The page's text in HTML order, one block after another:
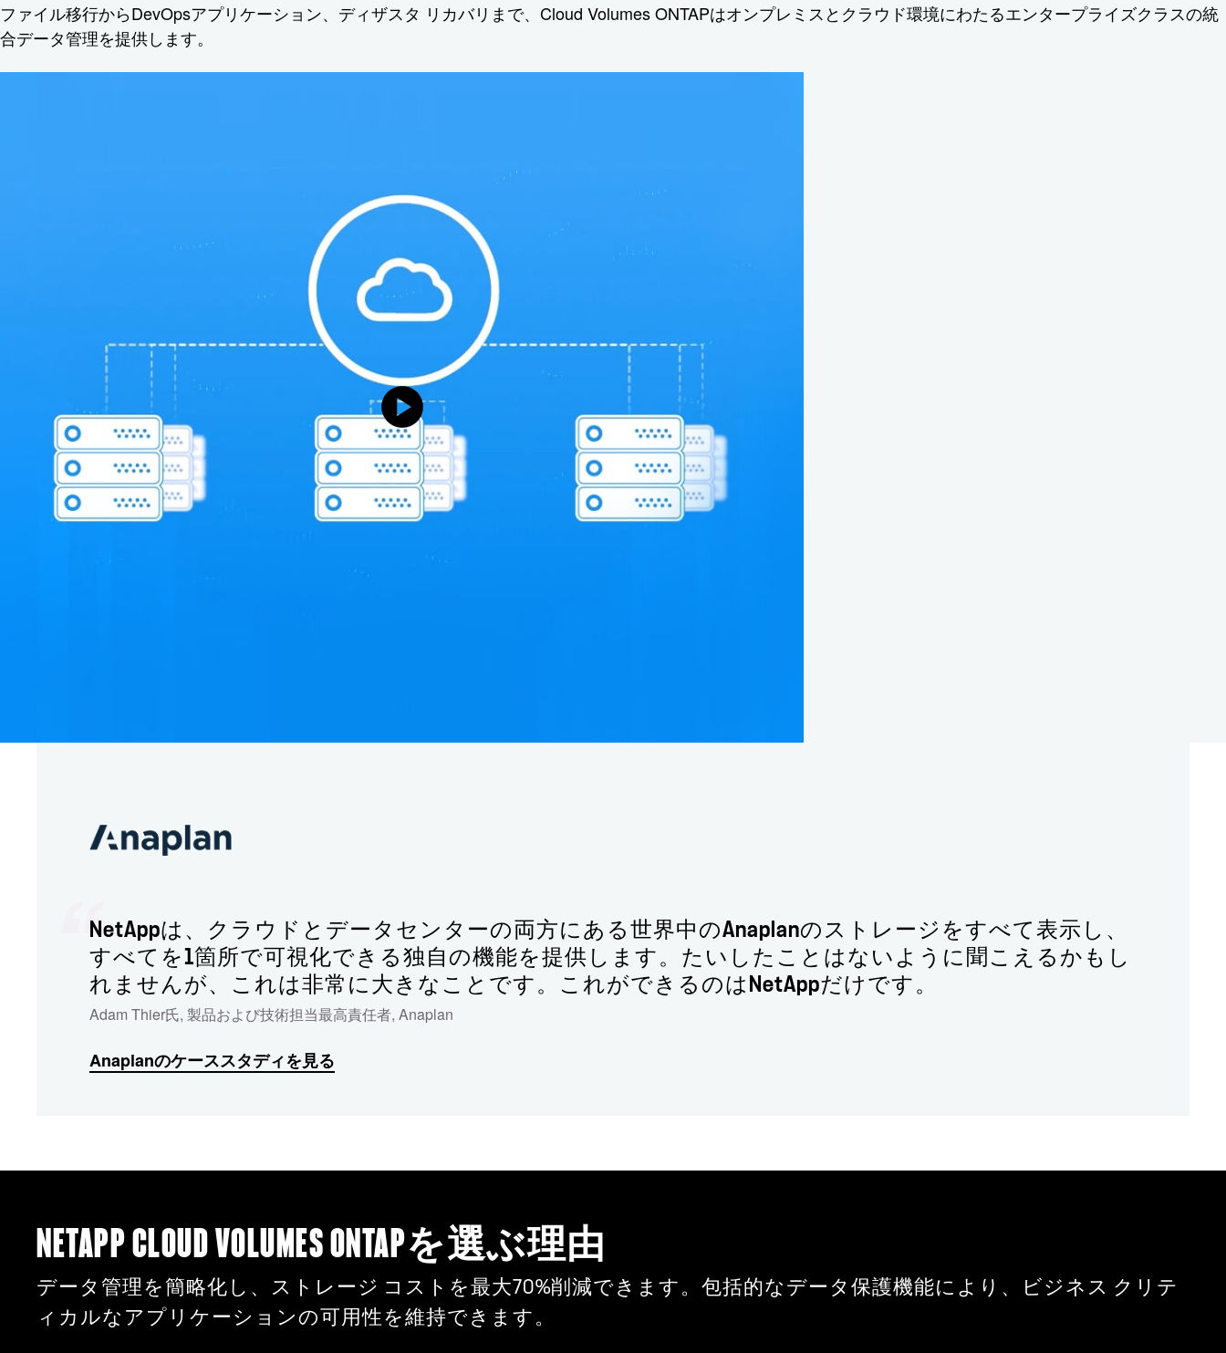
ファイル移行からDevOpsアプリケーション、ディザスタ リカバリまで、Cloud Volumes ONTAPはオンプレミスとクラウド環境にわたるエンタープライズクラスの統
合データ管理を提供します。
NetAppは、クラウドとデータセンターの両方にある世界中のAnaplanのストレージをすべて表示し、
すべてを1箇所で可視化できる独自の機能を提供します。たいしたことはないように聞こえるかもし
れませんが、これは非常に大きなことです。これができるのはNetAppだけです。
Adam Thier氏, 製品および技術担当最高責任者, Anaplan
Anaplanのケーススタディを見る
NETAPP CLOUD VOLUMES ONTAPを選ぶ理由
データ管理を簡略化し、ストレージ コストを最大70%削減できます。包括的なデータ保護機能により、ビジネス クリテ
ィカルなアプリケーションの可用性を維持できます。